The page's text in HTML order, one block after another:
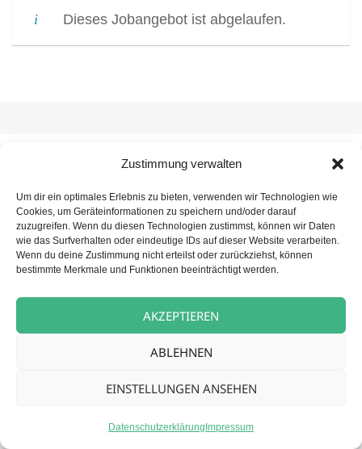
Zustimmung verwalten
Um dir ein optimales Erlebnis zu bieten, verwenden wir Technologien wie
Cookies, um Geräteinformationen zu speichern und/oder darauf
zuzugreifen. Wenn du diesen Technologien zustimmst, können wir Daten
wie das Surfverhalten oder eindeutige IDs auf dieser Website verarbeiten.
Wenn du deine Zustimmung nicht erteilst oder zurückziehst, können
bestimmte Merkmale und Funktionen beeinträchtigt werden.
AKZEPTIEREN
ABLEHNEN
EINSTELLUNGEN ANSEHEN
Datenschutzerklärung Impressum
Dieses Jobangebot ist abgelaufen.
Beitragsnavigation
Nächster
Beitrag:
Betreuungskraft (m/w/d) für unsere
Tagespflege
Datenschutz Stolz präsentiert von WordPress